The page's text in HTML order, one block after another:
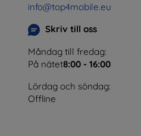
info@top4mobile.eu
Skriv till oss
Måndag till fredag:
På nätet8:00 - 16:00
Lördag och söndag:
Offline